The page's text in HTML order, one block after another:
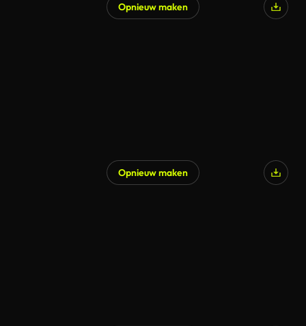
Opnieuw maken
Opnieuw maken